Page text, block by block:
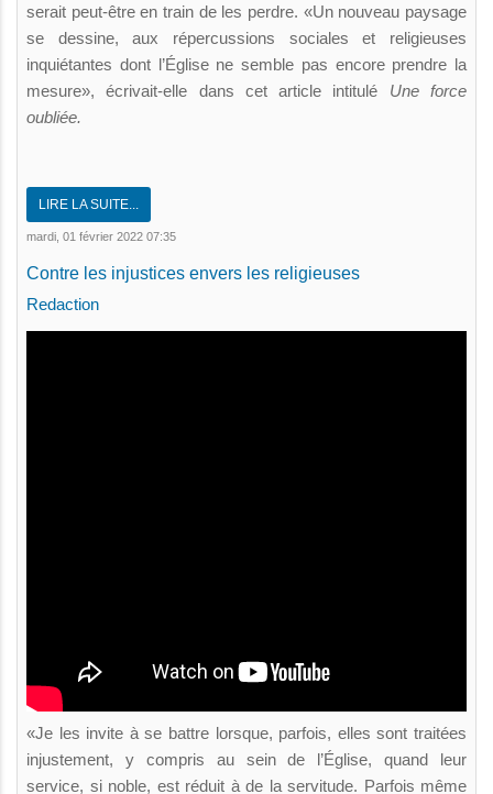
serait peut-être en train de les perdre. «Un nouveau paysage
se dessine, aux répercussions sociales et religieuses
inquiétantes dont l’Église ne semble pas encore prendre la
mesure», écrivait-elle dans cet article intitulé Une force
oubliée.
LIRE LA SUITE...
mardi, 01 février 2022 07:35
Contre les injustices envers les religieuses
Redaction
«Je les invite à se battre lorsque, parfois, elles sont traitées
injustement, y compris au sein de l’Église, quand leur
service, si noble, est réduit à de la servitude. Parfois même